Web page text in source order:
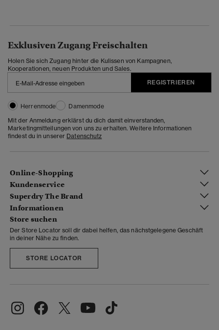
Exklusiven Zugang Freischalten
Holen Sie sich Zugang hinter die Kulissen von Kampagnen,
Kooperationen, neuen Produkten und Sales.
REGISTRIEREN
Herrenmode
Damenmode
Mit der Anmeldung erklärst du dich damit einverstanden,
Marketingmitteilungen von uns zu erhalten. Weitere Informationen
findest du in unserer Datenschutz
Online-Shopping
Kundenservice
Superdry The Brand
Informationen
Store suchen
Der Store Locator soll dir dabei helfen, das nächstgelegene Geschäft
in deiner Nähe zu finden.
STORE LOCATOR